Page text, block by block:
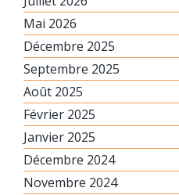
Mai 2026
Décembre 2025
Septembre 2025
Août 2025
Février 2025
Janvier 2025
Décembre 2024
Novembre 2024